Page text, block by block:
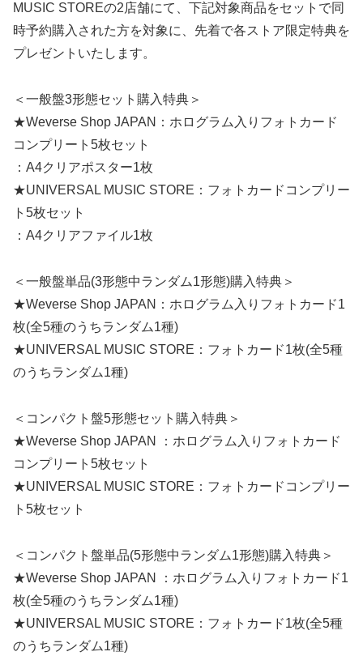
MUSIC STOREの2店舗にて、下記対象商品をセットで同
時予約購入された方を対象に、先着で各ストア限定特典を
プレゼントいたします。
＜一般盤3形態セット購入特典＞
★Weverse Shop JAPAN：ホログラム入りフォトカード
コンプリート5枚セット
：A4クリアポスター1枚
★UNIVERSAL MUSIC STORE：フォトカードコンプリー
ト5枚セット
：A4クリアファイル1枚
＜一般盤単品(3形態中ランダム1形態)購入特典＞
★Weverse Shop JAPAN：ホログラム入りフォトカード1
枚(全5種のうちランダム1種)
★UNIVERSAL MUSIC STORE：フォトカード1枚(全5種
のうちランダム1種)
＜コンパクト盤5形態セット購入特典＞
★Weverse Shop JAPAN ：ホログラム入りフォトカード
コンプリート5枚セット
★UNIVERSAL MUSIC STORE：フォトカードコンプリー
ト5枚セット
＜コンパクト盤単品(5形態中ランダム1形態)購入特典＞
★Weverse Shop JAPAN ：ホログラム入りフォトカード1
枚(全5種のうちランダム1種)
★UNIVERSAL MUSIC STORE：フォトカード1枚(全5種
のうちランダム1種)